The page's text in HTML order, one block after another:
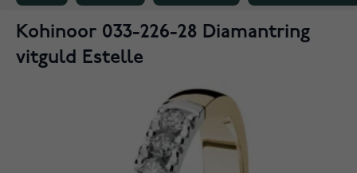
Kohinoor 033-226-28 Diamantring
vitguld Estelle